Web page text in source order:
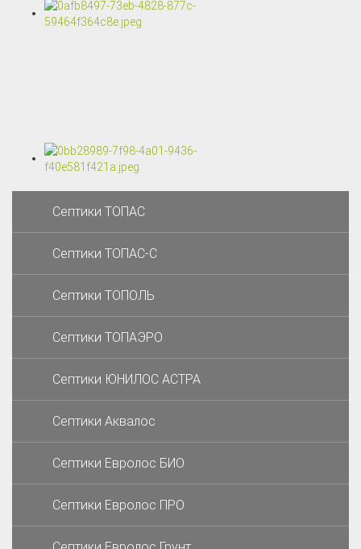
Септики ТОПАС
Септики ТОПАС-С
Септики ТОПОЛЬ
Септики ТОПАЭРО
Септики ЮНИЛОС АСТРА
Септики Аквалос
Септики Евролос БИО
Септики Евролос ПРО